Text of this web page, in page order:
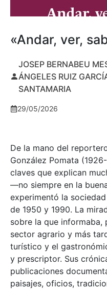
«Andar, ver,
JOSEP BERNABEU
ÁNGELES RUIZ
SANTAMARIA
29/05/2026
De la mano del
González Pomata
claves que explican
—no siempre en la
experimentó la
de 1950 y 1990. La
sobre la que informaba,
sector agrario y más
turístico y el
y prescriptor. Sus
publicaciones
paisajes, oficios,